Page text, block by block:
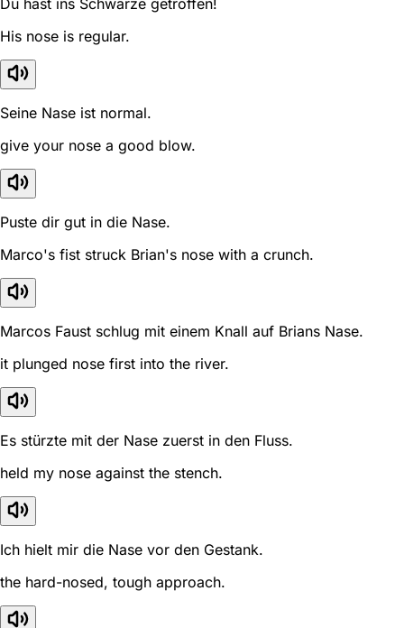
Du hast ins Schwarze getroffen!
His nose is regular.
Seine Nase ist normal.
give your nose a good blow.
Puste dir gut in die Nase.
Marco's fist struck Brian's nose with a crunch.
Marcos Faust schlug mit einem Knall auf Brians Nase.
it plunged nose first into the river.
Es stürzte mit der Nase zuerst in den Fluss.
held my nose against the stench.
Ich hielt mir die Nase vor den Gestank.
the hard-nosed, tough approach.